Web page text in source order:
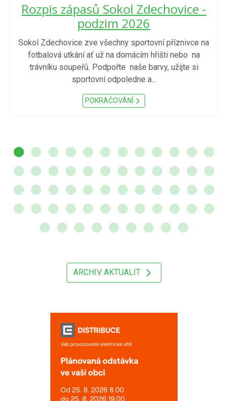
Rozpis zápasů Sokol Zdechovice -
podzim 2026
Sokol Zdechovice zve všechny sportovní příznivce na
fotbalová utkání ať už na domácím hřišti nebo na
trávníku soupeřů. Podpořte naše barvy, užijte si
sportovní odpoledne a...
POKRAČOVÁNÍ
ARCHIV AKTUALIT